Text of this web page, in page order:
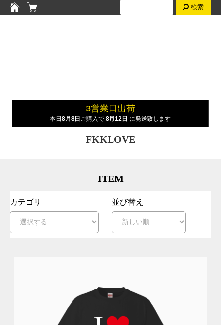
検索
3営業日出荷
本日8月8日 ご購入で 8月12日 に発送致します
FKKLOVE
ITEM
カテゴリ 並び替え